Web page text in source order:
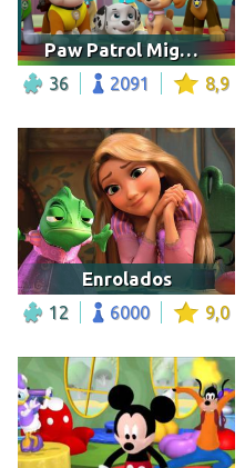
Paw Patrol Mighty Pups
36 2091 8,9
Enrolados
12 6000 9,0